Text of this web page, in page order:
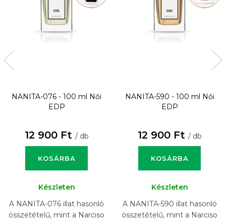
NANITA-076 - 100 ml
Női
EDP
12 900 Ft / db
KOSÁRBA
Készleten
A NANITA-076 illat hasonló
összetételű, mint a Narciso
NANITA-590 - 100 ml
Női
EDP
12 900 Ft / db
KOSÁRBA
Készleten
A NANITA-590 illat hasonló
összetételű, mint a Narciso